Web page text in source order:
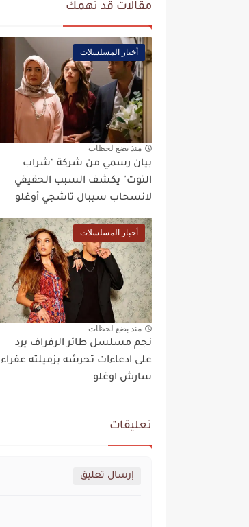
مقالات قد تهمك
أخبار المسلسلات
منذ بضع لحظات
بيان رسمي من شركة "شراب
التوت" يكشف السبب الحقيقي
لانسحاب سيبال تاشجي أوغلو
أخبار المسلسلات
منذ بضع لحظات
نجم مسلسل طائر الرفراف يرد
على ادعاءات تحرشه بزميلته عفراء
سارش اوغلو
تعليقات
إرسال تعليق